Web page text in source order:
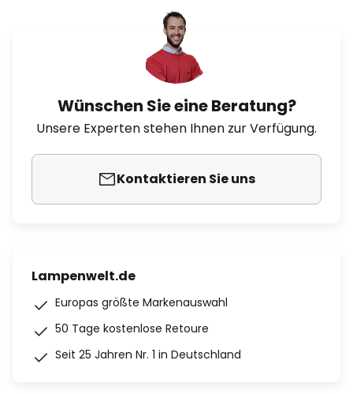
Wünschen Sie eine Beratung?
Unsere Experten stehen Ihnen zur Verfügung.
Kontaktieren Sie uns
Lampenwelt.de
Europas größte Markenauswahl
50 Tage kostenlose Retoure
Seit 25 Jahren Nr. 1 in Deutschland